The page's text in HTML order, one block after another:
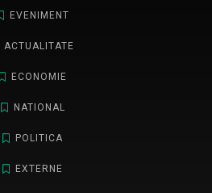
EVENIMENT
ACTUALITATE
ECONOMIE
NATIONAL
POLITICA
EXTERNE